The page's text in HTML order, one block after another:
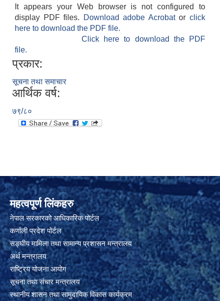
It appears your Web browser is not configured to
display PDF files.
Download adobe Acrobatorclick
here to download the PDF file.
Click here to download the PDF
file.
प्रकार:
सूचना तथा समाचार
आर्थिक वर्ष:
७९/८०
महत्वपूर्ण लिंकहरु
नेपाल सरकारको आधिकारिक पोर्टल
कर्णाली प्रदेश पोर्टल
सङ्घीय मामिला तथा सामान्य प्रशासन मन्त्रालय
अर्थ मन्त्रालय
राष्ट्रिय योजना आयोग
सूचना तथा संचार मन्त्रालय
स्थानीय शासन तथा सामुदायिक विकास कार्यक्रम